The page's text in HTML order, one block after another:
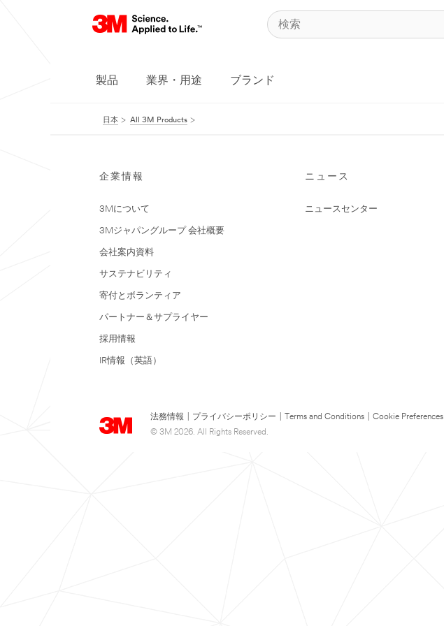
製品 業界・用途 ブランド
日本 All 3M Products
企業情報
3Mについて
3Mジャパングループ 会社概要
会社案内資料
サステナビリティ
寄付とボランティア
パートナー＆サプライヤー
採用情報
IR情報（英語）
ニュース
ニュースセンター
法務情報 プライバシーポリシー Terms and Conditions
Cookie Preferences
© 3M 2026. All Rights Reserved.